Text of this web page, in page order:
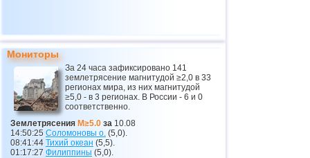
Мониторы
За 24 часа зафиксировано 141
землетрясение магнитудой ≥2,0 в 33
регионах мира, из них магнитудой
≥5,0 - в 3 регионах. В России - 6 и 0
соответственно.
Землетрясения M≥5.0 за 10.08
14:50:25 Соломоновы о. (5,0).
08:41:44 Тихий океан (5,5).
01:17:27 Филиппины (5,0).